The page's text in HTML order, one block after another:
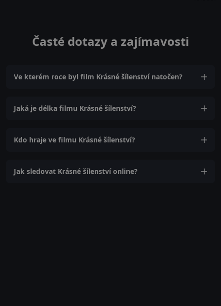
Časté dotazy a zajímavosti
Ve kterém roce byl film Krásné šílenství natočen?
Jaká je délka filmu Krásné šílenství?
Kdo hraje ve filmu Krásné šílenství?
Jak sledovat Krásné šílenství online?